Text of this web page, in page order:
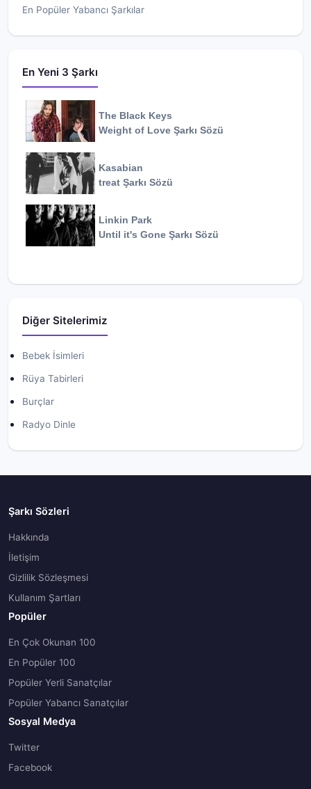
En Popüler Yabancı Şarkılar
En Yeni 3 Şarkı
The Black Keys
Weight of Love Şarkı Sözü
Kasabian
treat Şarkı Sözü
Linkin Park
Until it's Gone Şarkı Sözü
Diğer Sitelerimiz
Bebek İsimleri
Rüya Tabirleri
Burçlar
Radyo Dinle
Şarkı Sözleri
Hakkında
İletişim
Gizlilik Sözleşmesi
Kullanım Şartları
Popüler
En Çok Okunan 100
En Popüler 100
Popüler Yerli Sanatçılar
Popüler Yabancı Sanatçılar
Sosyal Medya
Twitter
Facebook